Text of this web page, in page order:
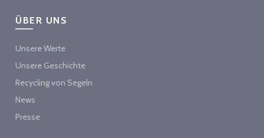
ÜBER UNS
Unsere Werte
Unsere Geschichte
Recycling von Segeln
News
Presse